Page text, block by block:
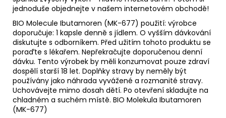
jednoduše objednejte v našem internetovém obchodě!
BIO Molecule Ibutamoren (MK-677) použití: výrobce
doporučuje: 1 kapsle denně s jídlem. O vyšším dávkování
diskutujte s odborníkem. Před užitím tohoto produktu se
poraďte s lékařem. Nepřekračujte doporučenou denní
dávku. Tento výrobek by měli konzumovat pouze zdraví
dospělí starší 18 let. Doplňky stravy by neměly být
používány jako náhrada vyvážené a rozmanité stravy.
Uchovávejte mimo dosah dětí. Po otevření skladujte na
chladném a suchém místě. BIO Molekula Ibutamoren
(MK-677)